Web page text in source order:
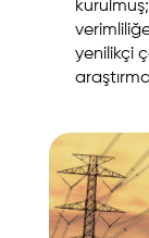
yenilikçi